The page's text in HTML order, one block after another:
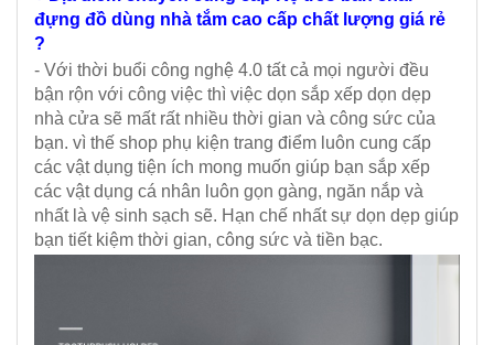
đựng đồ dùng nhà tắm cao cấp chất lượng giá rẻ
?
- Với thời buổi công nghệ 4.0 tất cả mọi người đều
bận rộn với công việc thì việc dọn sắp xếp dọn dẹp
nhà cửa sẽ mất rất nhiều thời gian và công sức của
bạn. vì thế shop phụ kiện trang điểm luôn cung cấp
các vật dụng tiện ích mong muốn giúp bạn sắp xếp
các vật dụng cá nhân luôn gọn gàng, ngăn nắp và
nhất là vệ sinh sạch sẽ. Hạn chế nhất sự dọn dẹp giúp
bạn tiết kiệm thời gian, công sức và tiền bạc.